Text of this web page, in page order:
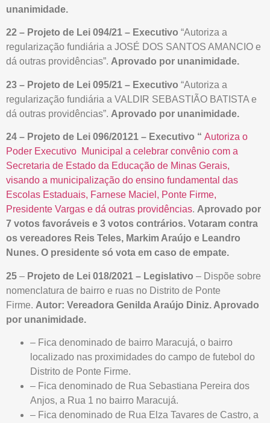
unanimidade.
22 – Projeto de Lei 094/21 – Executivo “Autoriza a
regularização fundiária a JOSÉ DOS SANTOS AMANCIO e
dá outras providências”. Aprovado por unanimidade.
23 – Projeto de Lei 095/21 – Executivo “Autoriza a
regularização fundiária a VALDIR SEBASTIÃO BATISTA e
dá outras providências”. Aprovado por unanimidade.
24 – Projeto de Lei 096/20121 – Executivo “ Autoriza o
Poder Executivo Municipal a celebrar convênio com a
Secretaria de Estado da Educação de Minas Gerais,
visando a municipalização do ensino fundamental das
Escolas Estaduais, Farnese Maciel, Ponte Firme,
Presidente Vargas e dá outras providências. Aprovado por
7 votos favoráveis e 3 votos contrários. Votaram contra
os vereadores Reis Teles, Markim Araújo e Leandro
Nunes. O presidente só vota em caso de empate.
25 – Projeto de Lei 018/2021 – Legislativo – Dispõe sobre
nomenclatura de bairro e ruas no Distrito de Ponte
Firme. Autor: Vereadora Genilda Araújo Diniz. Aprovado
por unanimidade.
– Fica denominado de bairro Maracujá, o bairro
localizado nas proximidades do campo de futebol do
Distrito de Ponte Firme.
– Fica denominado de Rua Sebastiana Pereira dos
Anjos, a Rua 1 no bairro Maracujá.
– Fica denominado de Rua Elza Tavares de Castro, a